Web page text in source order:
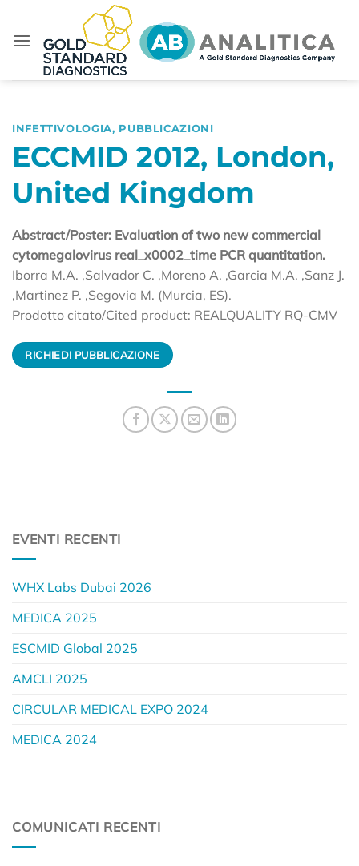
contenuti
INFETTIVOLOGIA, PUBBLICAZIONI
ECCMID 2012, London,
United Kingdom
Abstract/Poster: Evaluation of two new commercial
cytomegalovirus real_x0002_time PCR quantitation.
Iborra M.A. ,Salvador C. ,Moreno A. ,Garcia M.A. ,Sanz J.
,Martinez P. ,Segovia M. (Murcia, ES).
Prodotto citato/Cited product: REALQUALITY RQ-CMV
RICHIEDI PUBBLICAZIONE
EVENTI RECENTI
WHX Labs Dubai 2026
MEDICA 2025
ESCMID Global 2025
AMCLI 2025
CIRCULAR MEDICAL EXPO 2024
MEDICA 2024
COMUNICATI RECENTI